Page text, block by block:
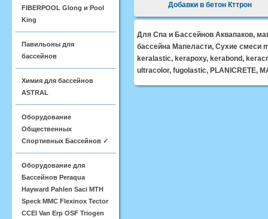
FIBERPOOL Glong и Pool
King
Павильоны для
бассейнов
Химия для бассейнов
ASTRAL
Оборудование
Общественных
Спортивных Бассейнов ✓
Оборудование для
Бассейнов Peraqua
Hayward Pahlen Saci MTH
Speck MMC Flexinox Tector
CCEI Van Erp OSF Triogen
Добавки в бетон Кттрон
Для Спа и Бассейнов Аквапаков,
бассейна Мапеласти, Сухие смеси
keralastic, kerapoxy, kerabond,
ultracolor, fugolastic, PLANICRETE,